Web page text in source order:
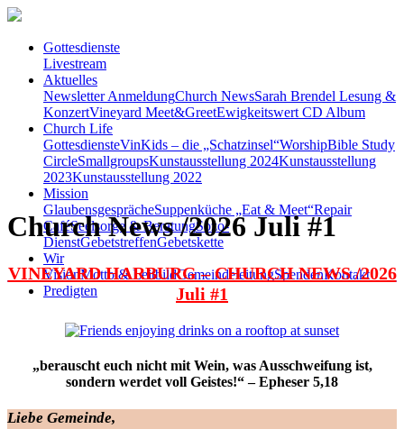
Gottesdienste
Livestream
Aktuelles
Newsletter AnmeldungChurch NewsSarah Brendel Lesung &
KonzertVineyard Meet&GreetEwigkeitswert CD Album
Church Life
GottesdiensteVinKids – die „Schatzinsel“WorshipBible Study
CircleSmallgroupsKunstausstellung 2024Kunstausstellung
2023Kunstausstellung 2022
Mission
GlaubensgesprächeSuppenküche „Eat & Meet“Repair
CaféSeelsorge & BeratungSozo-
DienstGebetstreffenGebetskette
Wir
VisionMotto & LeitbildGemeindeleitungSpendenKontakt
Predigten
Church News /2026 Juli #1
VINEYARD HARBURG – CHURCH NEWS /2026
Juli #1
„berauscht euch nicht mit Wein, was Ausschweifung ist,
sondern werdet voll Geistes!“ – Epheser 5,18
Liebe Gemeinde,